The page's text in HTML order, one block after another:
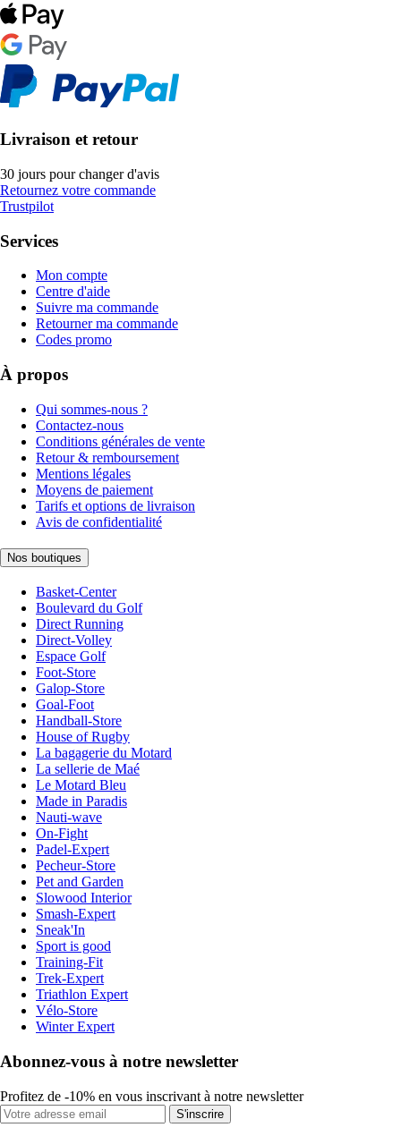
Livraison et retour
30 jours pour changer d'avis
Retournez votre commande
Trustpilot
Services
Mon compte
Centre d'aide
Suivre ma commande
Retourner ma commande
Codes promo
À propos
Qui sommes-nous ?
Contactez-nous
Conditions générales de vente
Retour & remboursement
Mentions légales
Moyens de paiement
Tarifs et options de livraison
Avis de confidentialité
Nos boutiques
Basket-Center
Boulevard du Golf
Direct Running
Direct-Volley
Espace Golf
Foot-Store
Galop-Store
Goal-Foot
Handball-Store
House of Rugby
La bagagerie du Motard
La sellerie de Maé
Le Motard Bleu
Made in Paradis
Nauti-wave
On-Fight
Padel-Expert
Pecheur-Store
Pet and Garden
Slowood Interior
Smash-Expert
Sneak'In
Sport is good
Training-Fit
Trek-Expert
Triathlon Expert
Vélo-Store
Winter Expert
Abonnez-vous à notre newsletter
Profitez de -10% en vous inscrivant à notre newsletter
S'inscrire